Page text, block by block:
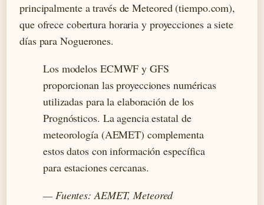
principalmente a través de Meteored (tiempo.com),
que ofrece cobertura horaria y proyecciones a siete
días para Noguerones.
Los modelos ECMWF y GFS
proporcionan las proyecciones numéricas
utilizadas para la elaboración de los
Prognósticos. La agencia estatal de
meteorología (AEMET) complementa
estos datos con información específica
para estaciones cercanas.
— Fuentes: AEMET, Meteored